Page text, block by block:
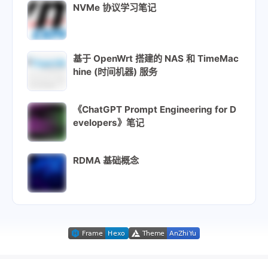
NVMe 协议学习笔记
基于 OpenWrt 搭建的 NAS 和 TimeMac
hine (时间机器) 服务
《ChatGPT Prompt Engineering for D
evelopers》笔记
RDMA 基础概念